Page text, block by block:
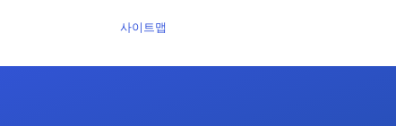
사이트맵